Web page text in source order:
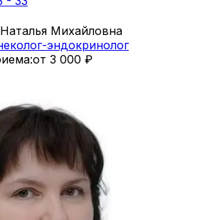
Михайловна
эндокринолог
от 3 000 ₽